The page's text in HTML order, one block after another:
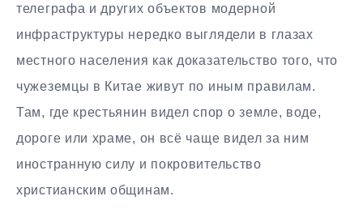
телеграфа и других объектов модерной
инфраструктуры нередко выглядели в глазах
местного населения как доказательство того, что
чужеземцы в Китае живут по иным правилам.
Там, где крестьянин видел спор о земле, воде,
дороге или храме, он всё чаще видел за ним
иностранную силу и покровительство
христианским общинам.